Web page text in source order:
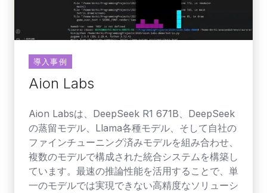
導入事例
Aion Labs
Aion Labsは、DeepSeek R1 671B、DeepSeek
の蒸留モデル、Llama各種モデル、そして自社の
ファインチューニング済みモデルを組み合わせ、
複数のモデルで構成された統合システムを構築し
ています。最速の推論性能を活用することで、単
一のモデルでは実現できない高精度なソリューシ